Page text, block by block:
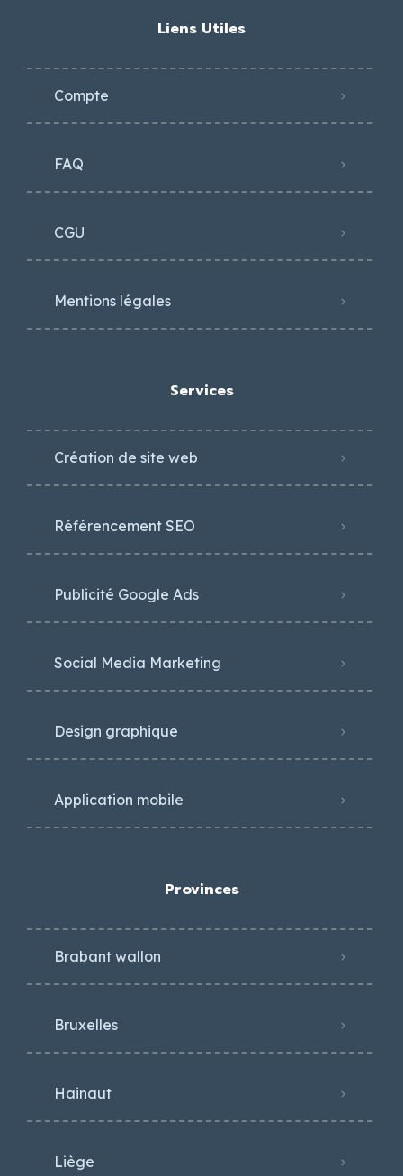
Liens Utiles
Compte
FAQ
CGU
Mentions légales
Services
Création de site web
Référencement SEO
Publicité Google Ads
Social Media Marketing
Design graphique
Application mobile
Provinces
Brabant wallon
Bruxelles
Hainaut
Liège